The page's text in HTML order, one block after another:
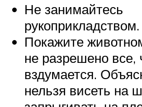
Не занимайтесь
рукоприкладством.
Покажите
не разрешено все,
вздумается.
нельзя висеть на